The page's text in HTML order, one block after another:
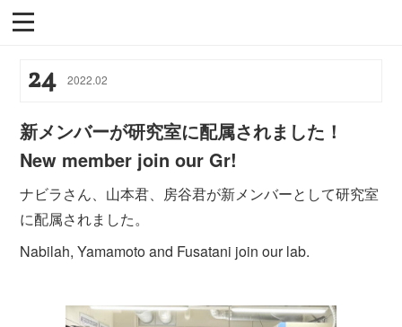
24 2022.02
新メンバーが研究室に配属されました！
New member join our Gr!
ナビラさん、山本君、房谷君が新メンバーとして研究室
に配属されました。
Nabilah, Yamamoto and Fusatani join our lab.